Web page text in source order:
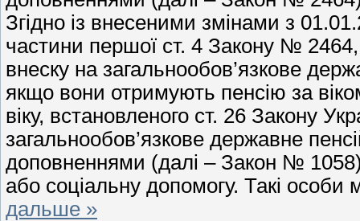
Згідно із внесеними змінами з
частини першої ст. 4 Закону №
внеску на загальнообов’язкове
якщо вони отримують пенсію за
віку, встановленого ст. 26 Закону
загальнообов’язкове державне
доповненнями (далі – Закон №
або соціальну допомогу. Такі
дальше »